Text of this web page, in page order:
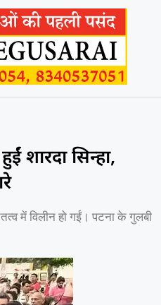
शारदा सिन्हा,
में विलीन हो गईं। पटना के गुलबी